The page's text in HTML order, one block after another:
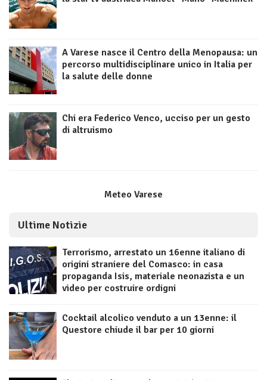
A Varese nasce il Centro della Menopausa: un
percorso multidisciplinare unico in Italia per
la salute delle donne
Chi era Federico Venco, ucciso per un gesto
di altruismo
Meteo Varese
Ultime Notizie
Terrorismo, arrestato un 16enne italiano di
origini straniere del Comasco: in casa
propaganda Isis, materiale neonazista e un
video per costruire ordigni
Cocktail alcolico venduto a un 13enne: il
Questore chiude il bar per 10 giorni